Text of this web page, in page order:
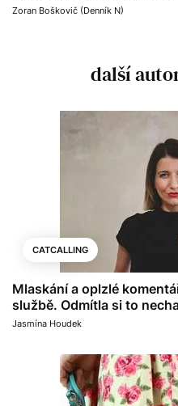
Zoran Boškovič (Denník N)
další
CATCALLING
Mlaskání a oplzlé
službě. Odmítla si to
Jasmína Houdek